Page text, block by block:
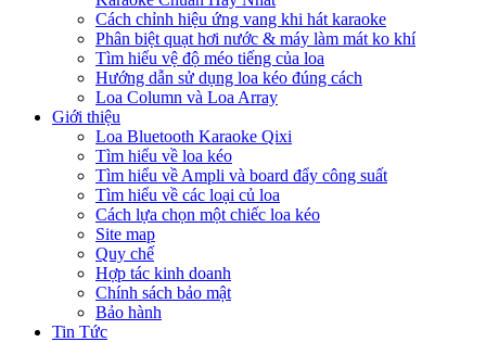
Cách chỉnh hiệu ứng vang khi hát karaoke
Phân biệt quạt hơi nước & máy làm mát ko khí
Tìm hiểu vệ độ méo tiếng của loa
Hướng dẫn sử dụng loa kéo đúng cách
Loa Column và Loa Array
Giới thiệu
Loa Bluetooth Karaoke Qixi
Tìm hiểu về loa kéo
Tìm hiểu về Ampli và board đẩy công suất
Tìm hiểu về các loại củ loa
Cách lựa chọn một chiếc loa kéo
Site map
Quy chế
Hợp tác kinh doanh
Chính sách bảo mật
Bảo hành
Tin Tức